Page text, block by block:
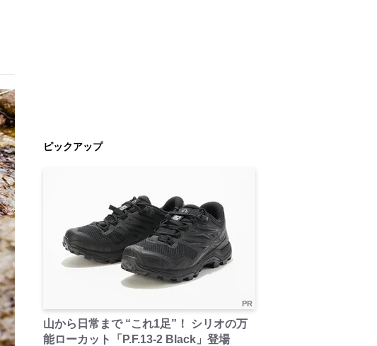
ピックアップ
PR
山から日常まで “これ1足”！ シリオの万
能ローカット「P.F.13-2 Black」登場